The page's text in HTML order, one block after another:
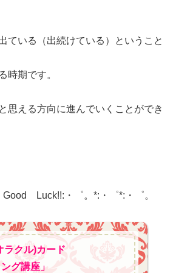
ている（出続けている）ということ
時期です。
思える方向に進んでいくことができ
Good Luck!!:・゜。*:・゜*:・゜。
ラクル)カード
グ講座」